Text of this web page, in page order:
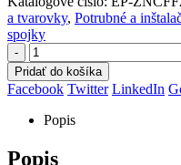
a tvarovky, Potrubné a
spojky
-
Pridať do košíka
Facebook Twitter LinkedIn
Popis
Popis